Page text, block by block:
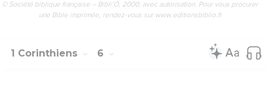
© Société biblique française – Bibli’O, 2000, avec autorisation. Pour vous procurer
une Bible imprimée, rendez-vous sur www.editionsbiblio.fr
1 Corinthiens 6